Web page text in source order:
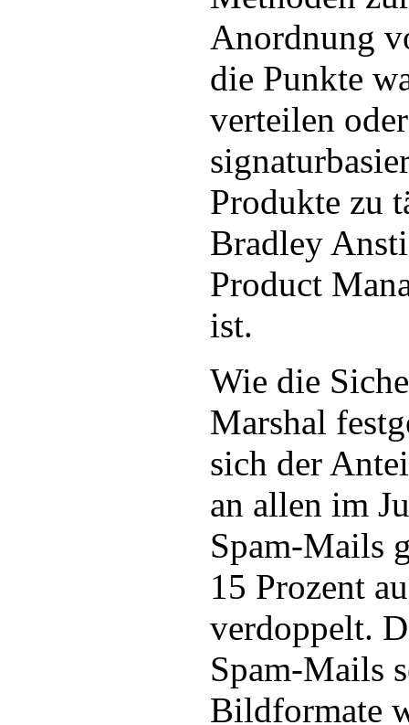
Anordnung
die Punkte
verteilen
Produkte zu
Bradley
Product
ist.
Wie die
Marshal
sich der
an allen im
Spam-Mails
15 Prozent
verdoppelt.
Spam-Mails
Bildformate